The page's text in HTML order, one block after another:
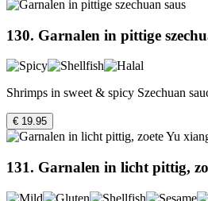
130. Garnalen in pittige
Shrimps in sweet & spicy Szechuan
€ 19.95
131. Garnalen in licht pittig,